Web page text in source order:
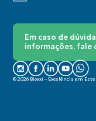
Em caso de
informações, fale
© 2026 Bioxxi – Excelência em